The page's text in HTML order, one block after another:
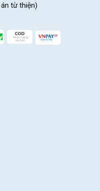
Inch thu hút mọi ánh nhìn,
lịch. Hãy nhanh tay sở hữu
để hưởng được mức giá
Cần Thiết Khi Đạp
từ thiện)